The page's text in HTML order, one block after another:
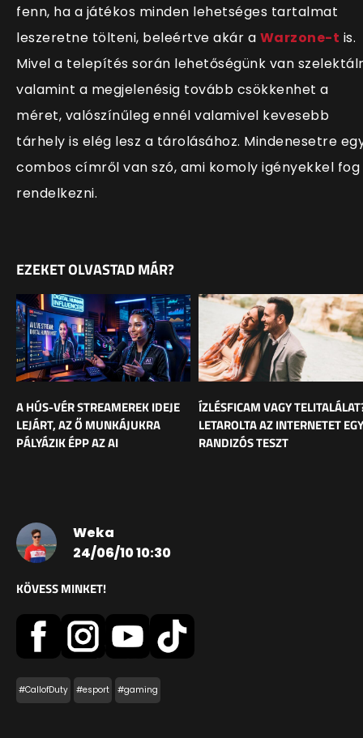
fenn, ha a játékos minden lehetséges tartalmat
leszeretne tölteni, beleértve akár a Warzone-t is.
Mivel a telepítés során lehetőségünk van
valamint a megjelenésig tovább csökkenhet a
méret, valószínűleg ennél valamivel kevesebb
tárhely is elég lesz a tárolásához. Mindenesetre
combos címről van szó, ami komoly igényekkel fog
rendelkezni.
EZEKET OLVASTAD MÁR?
A HÚS-VÉR STREAMEREK IDEJE
LEJÁRT, AZ Ő MUNKÁJUKRA
PÁLYÁZIK ÉPP AZ AI
ÍZLÉSFICAM VAGY
LETAROLTA AZ INTERNETET EGY
RANDIZÓS TESZT
Weka
24/06/10 10:30
KÖVESS MINKET!
#CallofDuty #esport #gaming